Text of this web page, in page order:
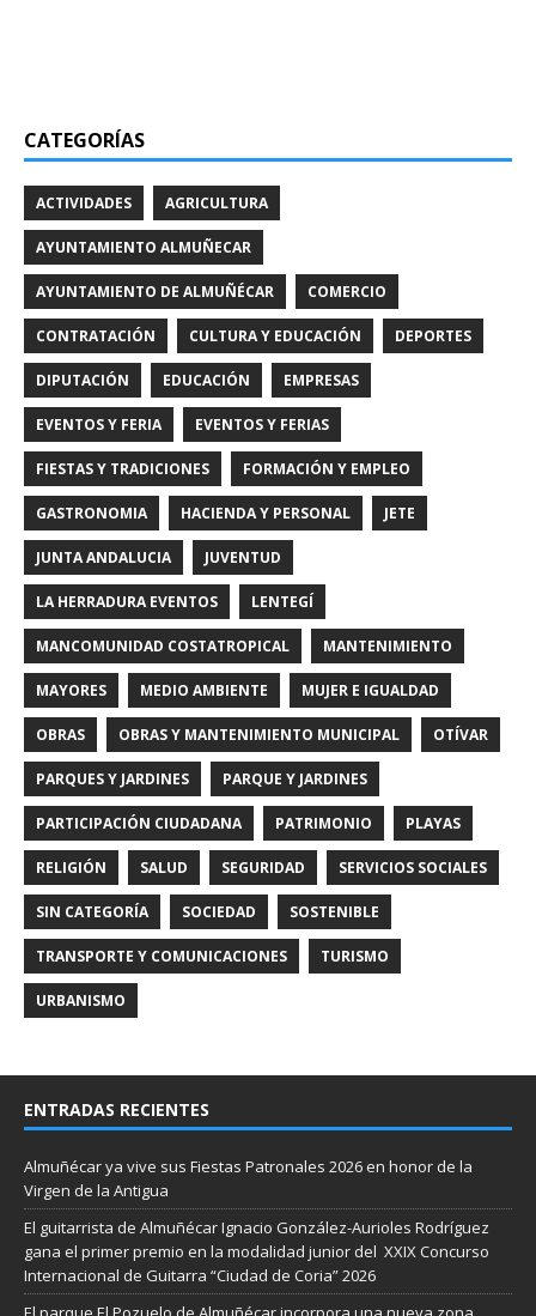
CATEGORÍAS
ACTIVIDADES AGRICULTURA
AYUNTAMIENTO ALMUÑECAR
AYUNTAMIENTO DE ALMUÑÉCAR COMERCIO
CONTRATACIÓN CULTURA Y EDUCACIÓN DEPORTES
DIPUTACIÓN EDUCACIÓN EMPRESAS
EVENTOS Y FERIA EVENTOS Y FERIAS
FIESTAS Y TRADICIONES FORMACIÓN Y EMPLEO
GASTRONOMIA HACIENDA Y PERSONAL JETE
JUNTA ANDALUCIA JUVENTUD
LA HERRADURA EVENTOS LENTEGÍ
MANCOMUNIDAD COSTATROPICAL MANTENIMIENTO
MAYORES MEDIO AMBIENTE MUJER E IGUALDAD
OBRAS OBRAS Y MANTENIMIENTO MUNICIPAL OTÍVAR
PARQUES Y JARDINES PARQUE Y JARDINES
PARTICIPACIÓN CIUDADANA PATRIMONIO PLAYAS
RELIGIÓN SALUD SEGURIDAD SERVICIOS SOCIALES
SIN CATEGORÍA SOCIEDAD SOSTENIBLE
TRANSPORTE Y COMUNICACIONES TURISMO
URBANISMO
ENTRADAS RECIENTES
Almuñécar ya vive sus Fiestas Patronales 2026 en honor de la
Virgen de la Antigua
El guitarrista de Almuñécar Ignacio González-Aurioles Rodríguez
gana el primer premio en la modalidad junior del XXIX Concurso
Internacional de Guitarra “Ciudad de Coria” 2026